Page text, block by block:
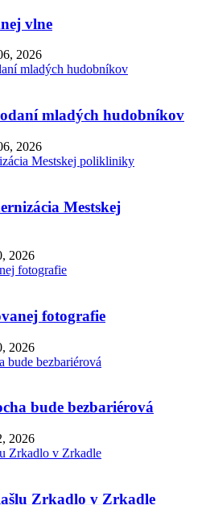
vlne
2026
mladých hudobníkov
2026
Mestskej
2026
fotografie
2026
bude bezbariérová
2026
Zrkadlo v Zrkadle